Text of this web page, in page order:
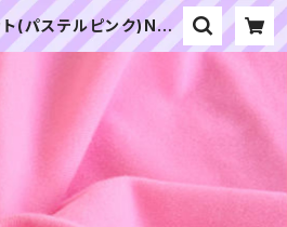
ト(パステルピンク)NL0
用薄手パイル生地 20c
みの生地やさん｜「ぬ